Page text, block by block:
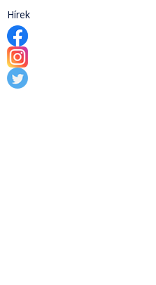
Hírek